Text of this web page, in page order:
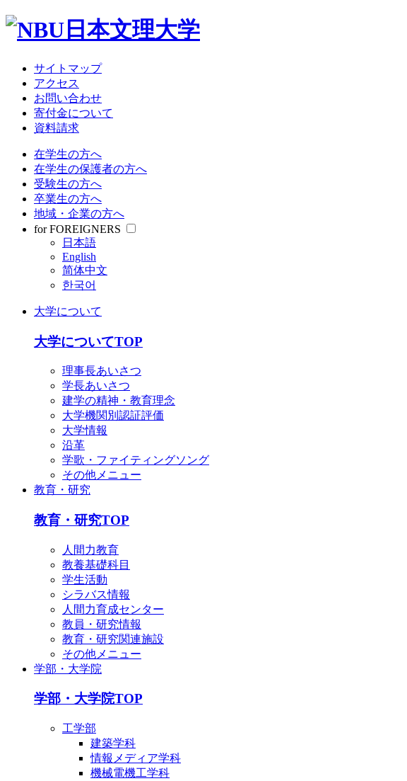
サイトマップ
アクセス
お問い合わせ
寄付金について
資料請求
在学生の方へ
在学生の保護者の方へ
受験生の方へ
卒業生の方へ
地域・企業の方へ
for FOREIGNERS
日本語
English
简体中文
한국어
大学について
大学についてTOP
理事長あいさつ
学長あいさつ
建学の精神・教育理念
大学機関別認証評価
大学情報
沿革
学歌・ファイティングソング
その他メニュー
教育・研究
教育・研究TOP
人間力教育
教養基礎科目
学生活動
シラバス情報
人間力育成センター
教員・研究情報
教育・研究関連施設
その他メニュー
学部・大学院
学部・大学院TOP
工学部
建築学科
情報メディア学科
機械電機工学科
大学について
教育・研究
受験情報
就職関連
学生生活
サイトマップ
アクセス
お問い合わせ
寄付金について
資料請求
在学生の方へ
在学生の保護者の方へ
受験生の方へ
卒業生の方へ
地域・企業の方へ
日本語
简体中文